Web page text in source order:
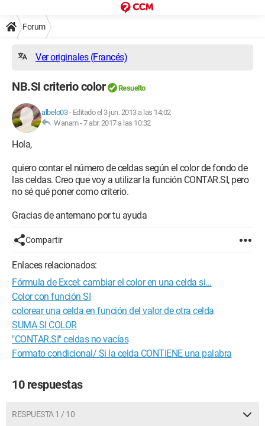
Forum
Ver originales (Francés)
NB.SI criterio color Resuelto
albelo03- Editado el 3 jun. 2013 a las 14:02
Wanam -7 abr. 2017 a las 10:32
Hola,
quiero contar el número de celdas según el color de fondo de
las celdas. Creo que voy a utilizar la función CONTAR.SI, pero
no sé qué poner como criterio.
Gracias de antemano por tu ayuda
Compartir
Enlaces relacionados:
Fórmula de Excel: cambiar el color en una celda si...
Color con función SI
colorear una celda en función del valor de otra celda
SUMA SI COLOR
"CONTAR.SI" celdas no vacías
Formato condicional/ Si la celda CONTIENE una palabra
10 respuestas
RESPUESTA 1 / 10